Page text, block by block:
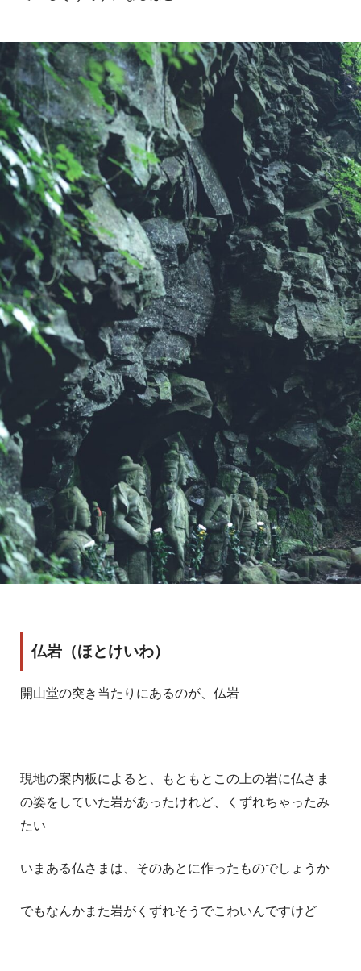
仏岩（ほとけいわ）
開山堂の突き当たりにあるのが、仏岩
現地の案内板によると、もともとこの上の岩に仏さま
の姿をしていた岩があったけれど、くずれちゃったみ
たい
いまある仏さまは、そのあとに作ったものでしょうか
でもなんかまた岩がくずれそうでこわいんですけど